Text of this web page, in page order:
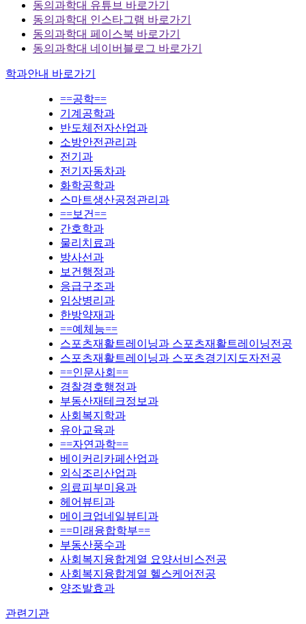
동의과학대 유튜브 바로가기
동의과학대 인스타그램 바로가기
동의과학대 페이스북 바로가기
동의과학대 네이버블로그 바로가기
학과안내 바로가기
==공학==
기계공학과
반도체전자산업과
소방안전관리과
전기과
전기자동차과
화학공학과
스마트생산공정관리과
==보건==
간호학과
물리치료과
방사선과
보건행정과
응급구조과
임상병리과
한방약재과
==예체능==
스포츠재활트레이닝과 스포츠재활트레이닝전공
스포츠재활트레이닝과 스포츠경기지도자전공
==인문사회==
경찰경호행정과
부동산재테크정보과
사회복지학과
유아교육과
==자연과학==
베이커리카페산업과
외식조리산업과
의료피부미용과
헤어뷰티과
메이크업네일뷰티과
==미래융합학부==
부동산풍수과
사회복지융합계열 요양서비스전공
사회복지융합계열 헬스케어전공
양조발효과
관련기관